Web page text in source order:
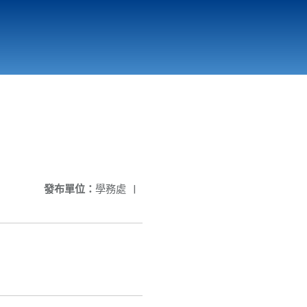
發布單位： 學務處 |